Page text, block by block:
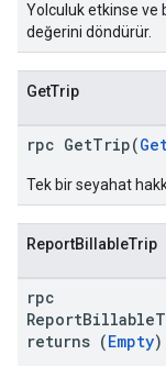
Yolculuk etkinse ve
değerini döndürür.
GetTrip
rpc GetTrip(
Tek bir seyahat
ReportBillableTrip
rpc
returns (Empty)